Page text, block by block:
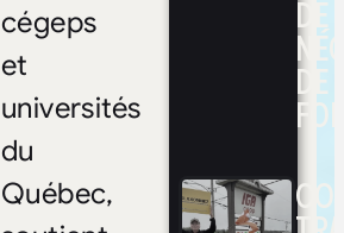
DE
DE
FOI
cégeps
et
universités
du
Québec,